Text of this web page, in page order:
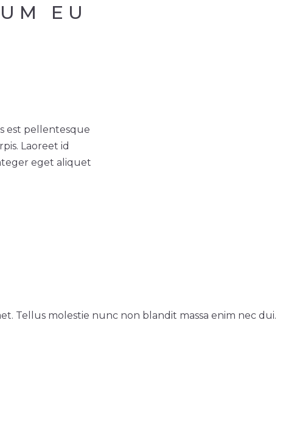
EU
est pellentesque
Laoreet id
eget aliquet
Tellus molestie nunc non blandit massa enim nec dui.